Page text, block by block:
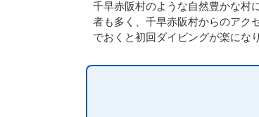
千早赤阪村のような自然豊かな村
者も多く、千早赤阪村からのアク
でおくと初回ダイビングが楽にな